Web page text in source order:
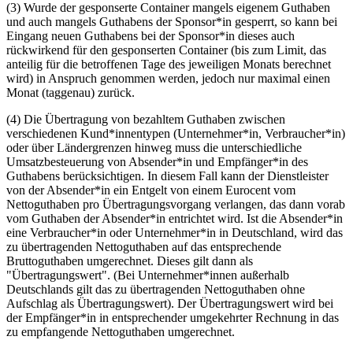
(3) Wurde der gesponserte Container mangels eigenem Guthaben
und auch mangels Guthabens der Sponsor*in gesperrt, so kann bei
Eingang neuen Guthabens bei der Sponsor*in dieses auch
rückwirkend für den gesponserten Container (bis zum Limit, das
anteilig für die betroffenen Tage des jeweiligen Monats berechnet
wird) in Anspruch genommen werden, jedoch nur maximal einen
Monat (taggenau) zurück.
(4) Die Übertragung von bezahltem Guthaben zwischen
verschiedenen Kund*innentypen (Unternehmer*in, Verbraucher*in)
oder über Ländergrenzen hinweg muss die unterschiedliche
Umsatzbesteuerung von Absender*in und Empfänger*in des
Guthabens berücksichtigen. In diesem Fall kann der Dienstleister
von der Absender*in ein Entgelt von einem Eurocent vom
Nettoguthaben pro Übertragungsvorgang verlangen, das dann vorab
vom Guthaben der Absender*in entrichtet wird. Ist die Absender*in
eine Verbraucher*in oder Unternehmer*in in Deutschland, wird das
zu übertragenden Nettoguthaben auf das entsprechende
Bruttoguthaben umgerechnet. Dieses gilt dann als
"Übertragungswert". (Bei Unternehmer*innen außerhalb
Deutschlands gilt das zu übertragenden Nettoguthaben ohne
Aufschlag als Übertragungswert). Der Übertragungswert wird bei
der Empfänger*in in entsprechender umgekehrter Rechnung in das
zu empfangende Nettoguthaben umgerechnet.